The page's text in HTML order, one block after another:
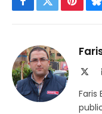
Facebook
Twitter
Faris